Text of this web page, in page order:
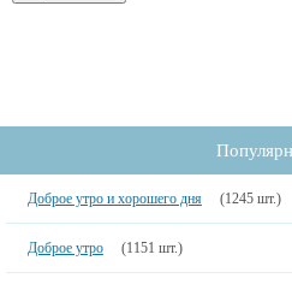
Доброе утро и хорошего дня (1245 шт.)
Доброе утро (1151 шт.)